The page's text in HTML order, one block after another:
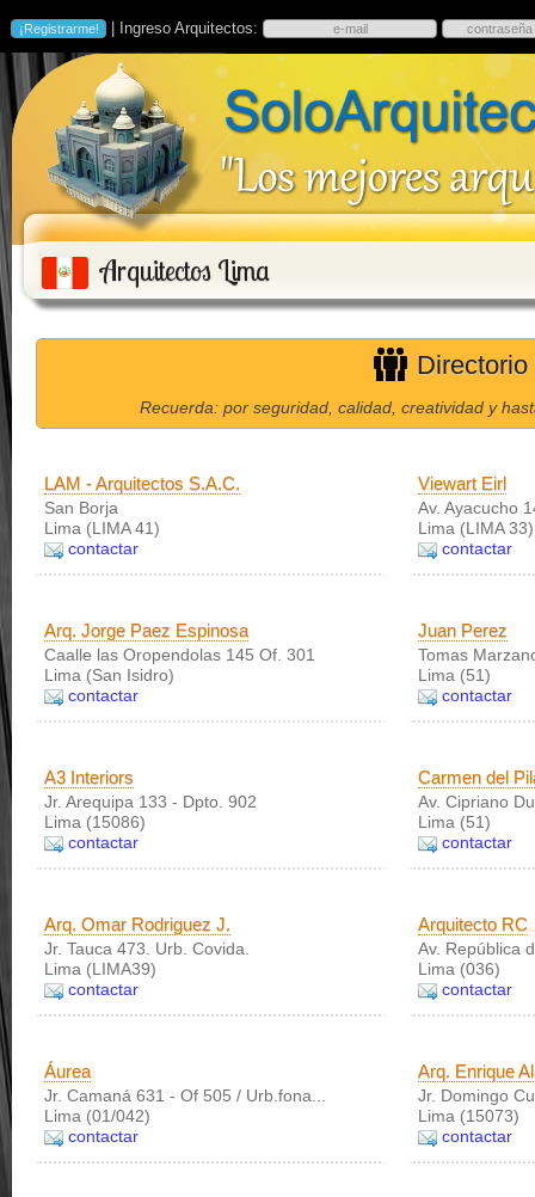
| Ingreso Arquitectos:
Arquitectos Lima
Recuerda: por seguridad, calidad, creatividad y
LAM - Arquitectos S.A.C.
San Borja
Lima (LIMA 41)
contactar
Viewart Eirl
Av. Ayacucho
Lima (LIMA 33)
contactar
Arq. Jorge Paez Espinosa
Caalle las Oropendolas 145 Of. 301
Lima (San Isidro)
contactar
Juan Perez
Tomas
Lima (51)
contactar
A3 Interiors
Jr. Arequipa 133 - Dpto. 902
Lima (15086)
contactar
Carmen del
Av. Cipriano
Lima (51)
contactar
Arq. Omar Rodriguez J.
Jr. Tauca 473. Urb. Covida.
Lima (LIMA39)
contactar
Arquitecto RC
Av. República
Lima (036)
contactar
Áurea
Jr. Camaná 631 - Of 505 / Urb.fona...
Lima (01/042)
contactar
Arq. Enrique
Jr. Domingo
Lima (15073)
contactar